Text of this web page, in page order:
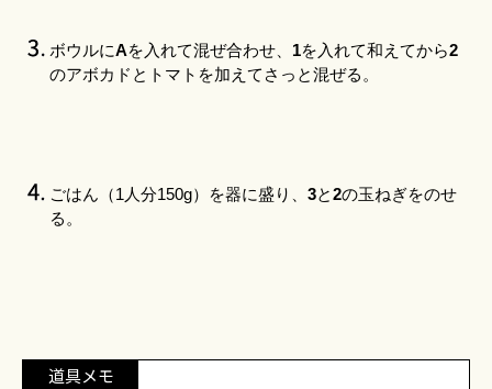
ボウルにAを入れて混ぜ合わせ、 1を入れて和えてから2
のアボカドとトマトを加えてさっと混ぜる。
ごはん（1人分150g）を器に盛り、 3と2の玉ねぎをのせ
る。
道具メモ